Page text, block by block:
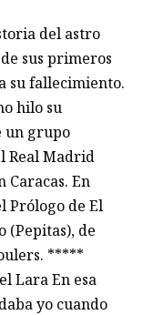
del astro
sus primeros
su fallecimiento.
hilo su
un grupo
Real Madrid
Caracas. En
Prólogo de El
(Pepitas), de
*****
Lara En esa
yo cuando